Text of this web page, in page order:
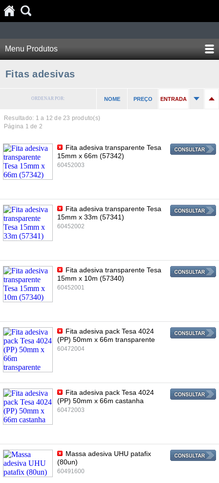
Menu Produtos
Fitas adesivas
ORDENAR POR: NOME PREÇO ENTRADA
Resultado: 1 a 12 de 23 produto(s)
Página 1 de 2
Fita adesiva transparente Tesa
15mm x 66m (57342)
60452003
Fita adesiva transparente Tesa
15mm x 33m (57341)
60452002
Fita adesiva transparente Tesa
15mm x 10m (57340)
60452001
Fita adesiva pack Tesa 4024
(PP) 50mm x 66m transparente
60472004
Fita adesiva pack Tesa 4024
(PP) 50mm x 66m castanha
60472003
Massa adesiva UHU patafix
(80un)
60491600